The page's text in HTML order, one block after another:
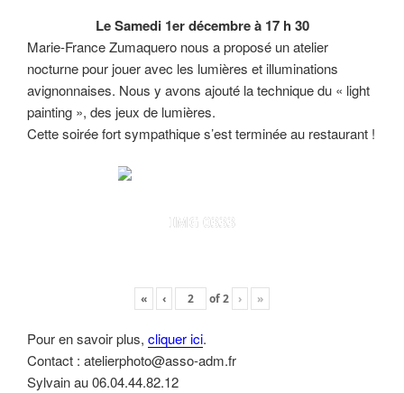
Le Samedi 1er décembre à 17 h 30
Marie-France Zumaquero nous a proposé un atelier
nocturne pour jouer avec les lumières et illuminations
avignonnaises. Nous y avons ajouté la technique du « light
painting », des jeux de lumières.
Cette soirée fort sympathique s’est terminée au restaurant !
IMG 0333
« ‹ of2 › »
Pour en savoir plus, cliquer ici.
Contact : atelierphoto@asso-adm.fr
Sylvain au 06.04.44.82.12